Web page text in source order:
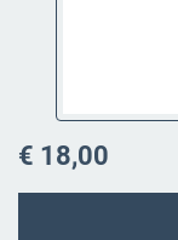
€ 18,00